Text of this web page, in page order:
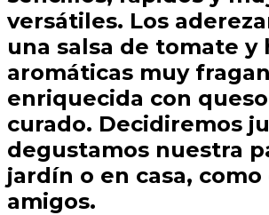
versátiles. Los
una salsa de tomate y
aromáticas muy
enriquecida con
curado. Decidiremos
degustamos nuestra
jardín o en casa,
amigos.